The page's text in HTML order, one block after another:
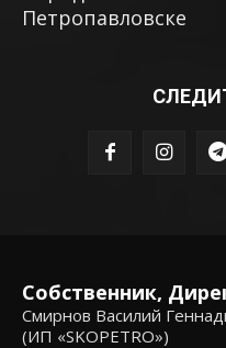
Петропавловске
Собственник,
Смирнов Василий
(ИП «SKOPETRO»)